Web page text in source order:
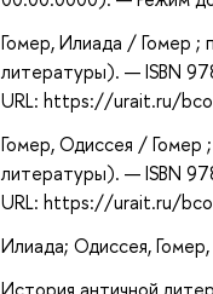
Гомер, Илиада / Гомер
литературы). — ISBN
URL: https://urait.ru/
Гомер, Одиссея /
литературы). — ISBN
URL: https://urait.ru/
Илиада; Одиссея,